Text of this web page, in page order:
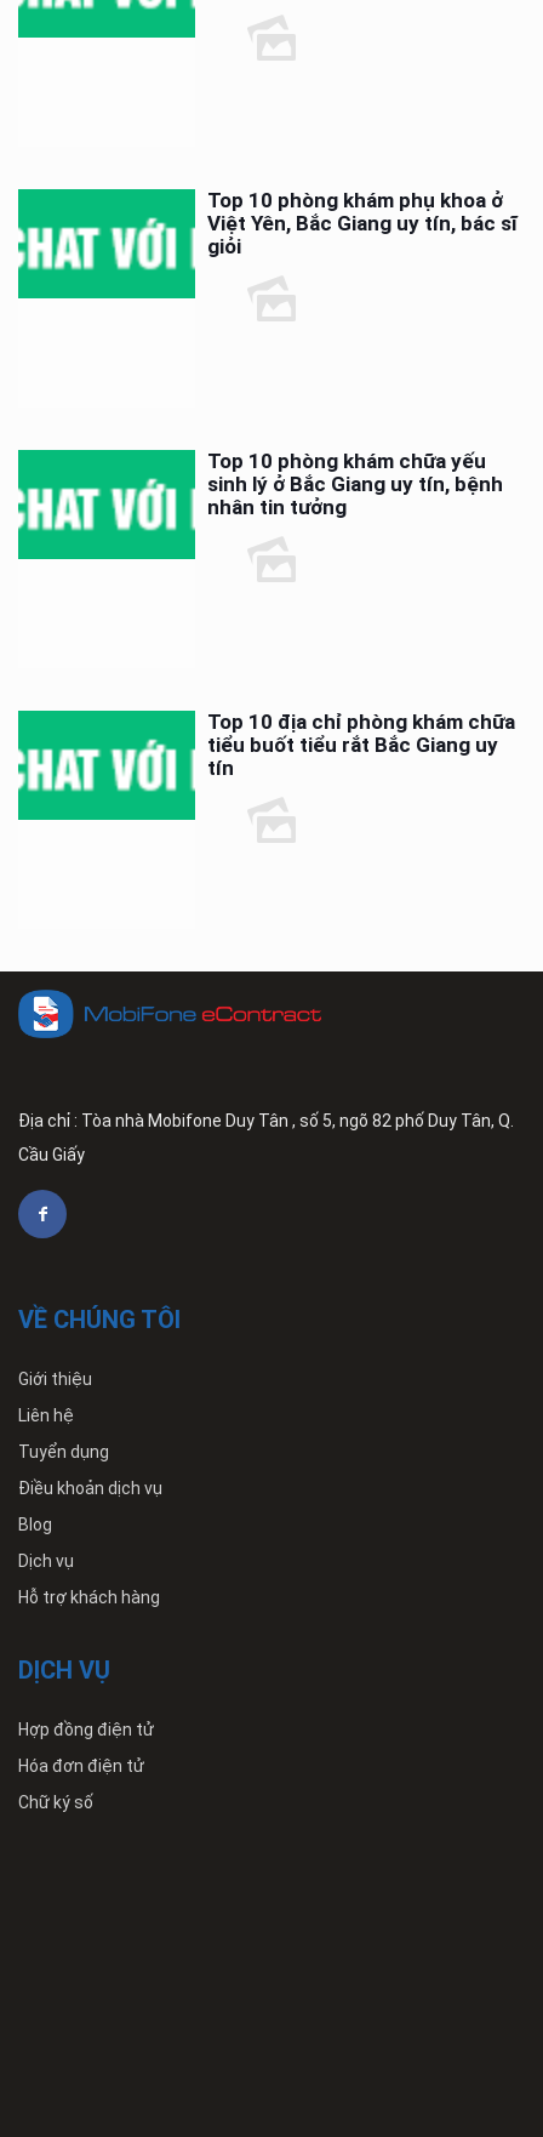
Top 10 phòng khám phụ khoa ở
Việt Yên, Bắc Giang uy tín, bác sĩ
giỏi
Top 10 phòng khám chữa yếu
sinh lý ở Bắc Giang uy tín, bệnh
nhân tin tưởng
Top 10 địa chỉ phòng khám chữa
tiểu buốt tiểu rắt Bắc Giang uy
tín
Địa chỉ : Tòa nhà Mobifone Duy Tân , số 5, ngõ 82 phố Duy Tân, Q.
Cầu Giấy
VỀ CHÚNG TÔI
Giới thiệu
Liên hệ
Tuyển dụng
Điều khoản dịch vụ
Blog
Dịch vụ
Hỗ trợ khách hàng
DỊCH VỤ
Hợp đồng điện tử
Hóa đơn điện tử
Chữ ký số